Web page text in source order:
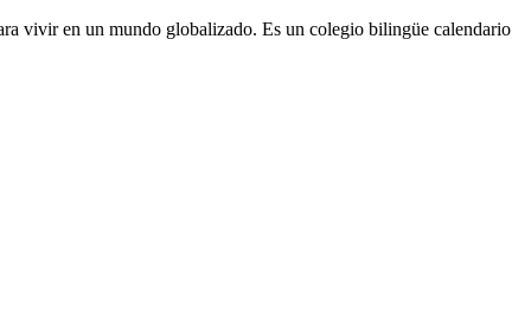
vivir en un mundo globalizado. Es un colegio bilingüe calendario